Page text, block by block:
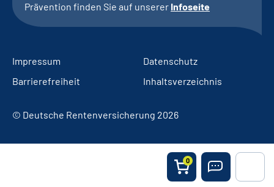
0
Prävention finden Sie auf unserer Infoseite
Impressum
Datenschutz
Barrierefreiheit
Inhaltsverzeichnis
© Deutsche Rentenversicherung 2026